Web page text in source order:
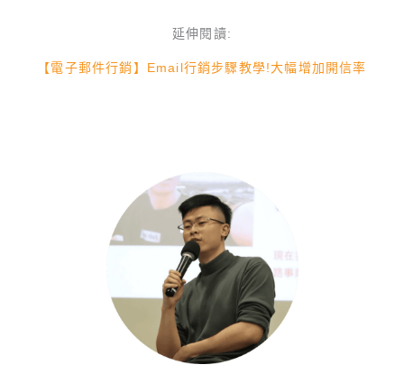
延伸閱讀:
【電子郵件行銷】Email行銷步驟教學!大幅增加開信率